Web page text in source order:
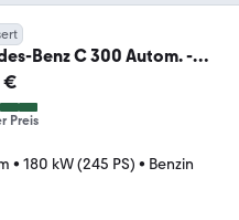
Benz C 300 Autom. -
Up * Pano
€
Preis
• 180 kW (245 PS) • Benzin